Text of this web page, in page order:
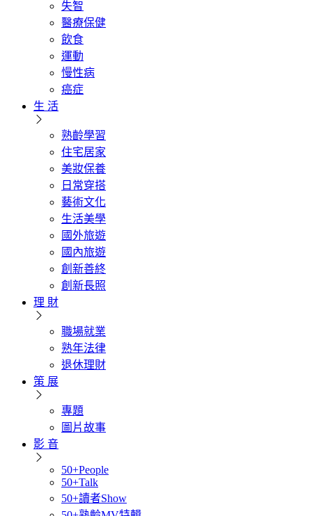
失智
醫療保健
飲食
運動
慢性病
癌症
生 活
熟齡學習
住宅居家
美妝保養
日常穿搭
藝術文化
生活美學
國外旅遊
國內旅遊
創新善終
創新長照
理 財
職場就業
熟年法律
退休理財
策 展
專題
圖片故事
影 音
50+People
50+Talk
50+讀者Show